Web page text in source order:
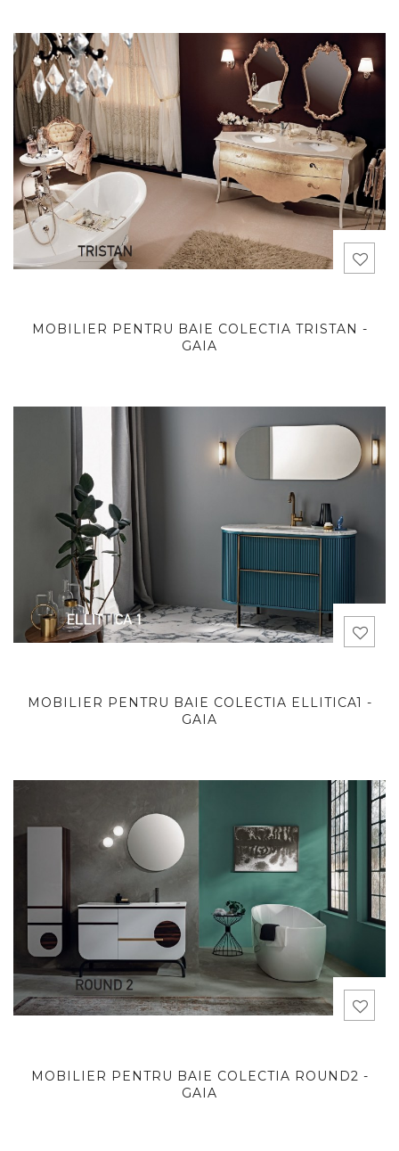
MOBILIER PENTRU BAIE COLECTIA TRISTAN -
GAIA
MOBILIER PENTRU BAIE COLECTIA ELLITICA1 -
GAIA
MOBILIER PENTRU BAIE COLECTIA ROUND2 -
GAIA